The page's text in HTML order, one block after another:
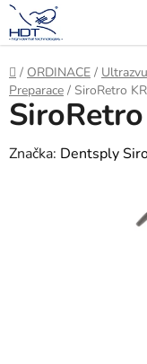
Přejít
na
obsah
Domů
/ ORDINACE /
Preparace / SiroRetro
Značka: Dentsply